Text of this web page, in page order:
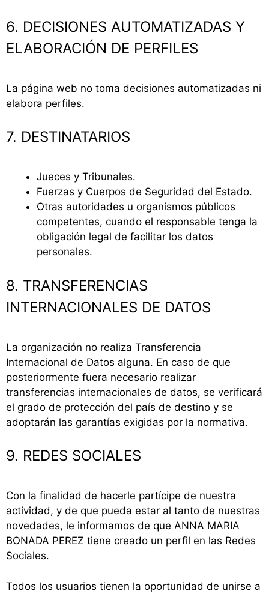
6. DECISIONES AUTOMATIZADAS Y
ELABORACIÓN DE PERFILES
La página web no toma decisiones automatizadas ni
elabora perfiles.
7. DESTINATARIOS
Jueces y Tribunales.
Fuerzas y Cuerpos de Seguridad del Estado.
Otras autoridades u organismos públicos
competentes, cuando el responsable tenga la
obligación legal de facilitar los datos
personales.
8. TRANSFERENCIAS
INTERNACIONALES DE DATOS
La organización no realiza Transferencia
Internacional de Datos alguna. En caso de que
posteriormente fuera necesario realizar
transferencias internacionales de datos, se verificará
el grado de protección del país de destino y se
adoptarán las garantías exigidas por la normativa.
9. REDES SOCIALES
Con la finalidad de hacerle partícipe de nuestra
actividad, y de que pueda estar al tanto de nuestras
novedades, le informamos de que ANNA MARIA
BONADA PEREZ tiene creado un perfil en las Redes
Sociales.
Todos los usuarios tienen la oportunidad de unirse a